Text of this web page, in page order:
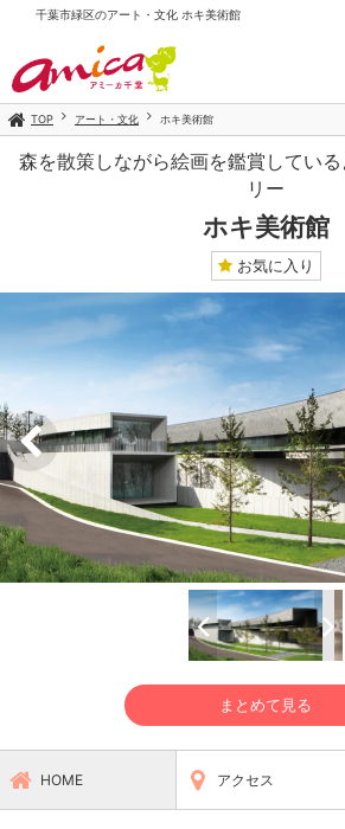
千葉市緑区のアート・文化 ホキ美術館
TOP アート・文化 ホキ美術館
森を散策しながら絵画を鑑賞してい
リー
ホキ美術館
お気に入り
まとめて見る
HOME アクセス